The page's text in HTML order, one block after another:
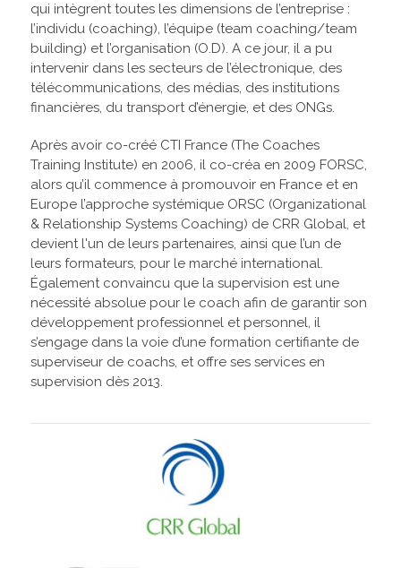
qui intègrent toutes les dimensions de l’entreprise :
l’individu (coaching), l’équipe (team coaching/team
building) et l’organisation (O.D). A ce jour, il a pu
intervenir dans les secteurs de l’électronique, des
télécommunications, des médias, des institutions
financières, du transport d’énergie, et des ONGs.
Après avoir co-créé CTI France (The Coaches
Training Institute) en 2006, il co-créa en 2009 FORSC,
alors qu’il commence à promouvoir en France et en
Europe l’approche systémique ORSC (Organizational
& Relationship Systems Coaching) de CRR Global, et
devient l'un de leurs partenaires, ainsi que l’un de
leurs formateurs, pour le marché international.
Également convaincu que la supervision est une
nécessité absolue pour le coach afin de garantir son
développement professionnel et personnel, il
s’engage dans la voie d’une formation certifiante de
superviseur de coachs, et offre ses services en
supervision dès 2013.